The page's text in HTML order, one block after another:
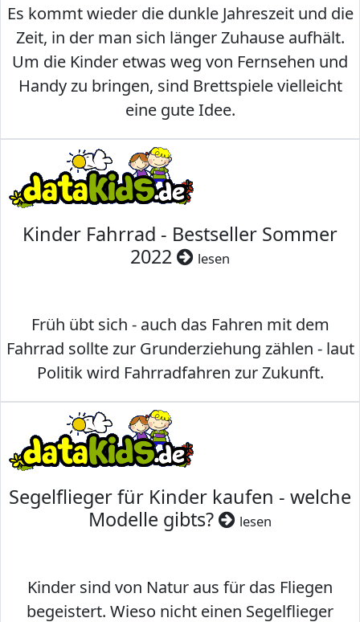
Es kommt wieder die dunkle Jahreszeit und die
Zeit, in der man sich länger Zuhause aufhält.
Um die Kinder etwas weg von Fernsehen und
Handy zu bringen, sind Brettspiele vielleicht
eine gute Idee.
Kinder Fahrrad - Bestseller Sommer
2022
lesen
Früh übt sich - auch das Fahren mit dem
Fahrrad sollte zur Grunderziehung zählen - laut
Politik wird Fahrradfahren zur Zukunft.
Segelflieger für Kinder kaufen - welche
Modelle gibts?
lesen
Kinder sind von Natur aus für das Fliegen
begeistert. Wieso nicht einen Segelflieger